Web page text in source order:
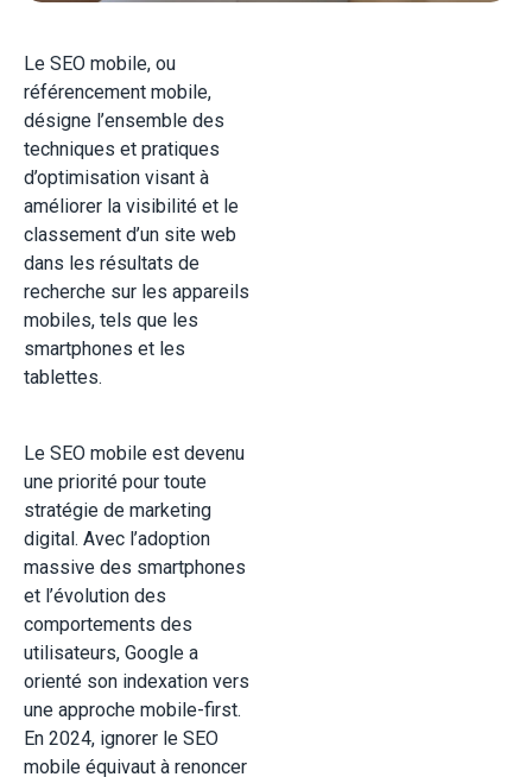
Le SEO mobile, ou
référencement mobile,
désigne l’ensemble des
techniques et pratiques
d’optimisation visant à
améliorer la visibilité et le
classement d’un site web
dans les résultats de
recherche sur les appareils
mobiles, tels que les
smartphones et les
tablettes.
Le SEO mobile est devenu
une priorité pour toute
stratégie de marketing
digital. Avec l’adoption
massive des smartphones
et l’évolution des
comportements des
utilisateurs, Google a
orienté son indexation vers
une approche mobile-first.
En 2024, ignorer le SEO
mobile équivaut à renoncer